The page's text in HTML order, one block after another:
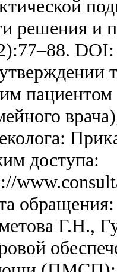
решения и
пациентом
доступа:
Г.Н.,